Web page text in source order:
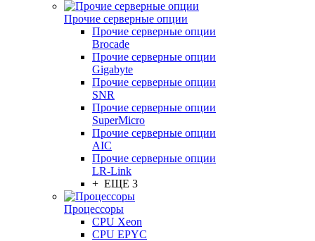
Прочие серверные опции
Прочие серверные опции
Brocade
Прочие серверные опции
Gigabyte
Прочие серверные опции
SNR
Прочие серверные опции
SuperMicro
Прочие серверные опции
AIC
Прочие серверные опции
LR-Link
+ ЕЩЕ 3
Процессоры
CPU Xeon
CPU EPYC